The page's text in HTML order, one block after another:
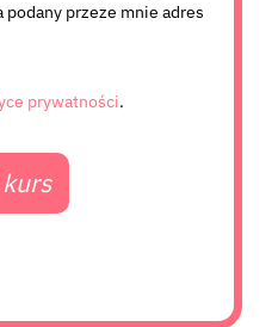
podany przeze mnie adres
prywatności.